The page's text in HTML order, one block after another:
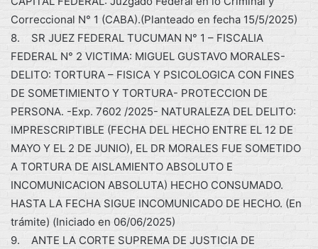
Correccional N° 1 (CABA).(Planteado en fecha 15/5/2025)
8. SR JUEZ FEDERAL TUCUMAN N° 1 – FISCALIA
FEDERAL N° 2 VICTIMA: MIGUEL GUSTAVO MORALES-
DELITO: TORTURA – FISICA Y PSICOLOGICA CON FINES
DE SOMETIMIENTO Y TORTURA- PROTECCION DE
PERSONA. -Exp. 7602 /2025- NATURALEZA DEL DELITO:
IMPRESCRIPTIBLE (FECHA DEL HECHO ENTRE EL 12 DE
MAYO Y EL 2 DE JUNIO), EL DR MORALES FUE SOMETIDO
A TORTURA DE AISLAMIENTO ABSOLUTO E
INCOMUNICACION ABSOLUTA) HECHO CONSUMADO.
HASTA LA FECHA SIGUE INCOMUNICADO DE HECHO. (En
trámite) (Iniciado en 06/06/2025)
9. ANTE LA CORTE SUPREMA DE JUSTICIA DE